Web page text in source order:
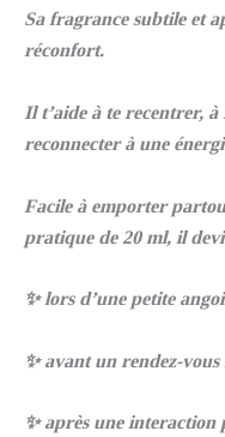
Sa fragrance subtile et
réconfort.
Il t’aide à te recentrer,
reconnecter à une
Facile à emporter
pratique de 20 ml, il
✨ lors d’une petite
✨ avant un rendez-
✨ après une interaction